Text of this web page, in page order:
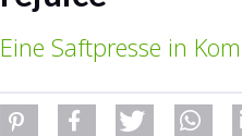
Eine Saftpresse in